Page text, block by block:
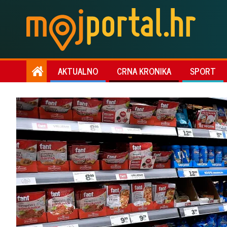
AKTUALNO CRNA KRONIKA SPORT